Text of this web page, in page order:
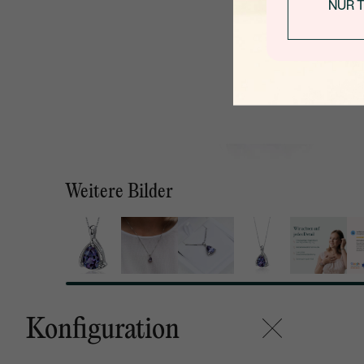
NUR
Weitere Bilder
Konfiguration